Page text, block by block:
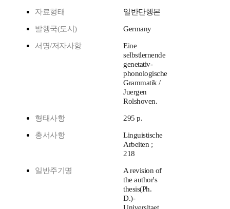
자료형태 일반단행본
발행국(도시) Germany
서명/저자사항
Eine
selbstlernende
genetativ-
phonologische
Grammatik /
Juergen
Rolshoven.
형태사항 295 p.
총서사항
Linguistische
Arbeiten ;
218
일반주기명
A revision of
the author's
thesis(Ph.
D.)-